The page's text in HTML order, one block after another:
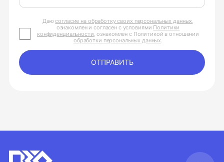
Даюсогласие на обработку своих персональных данных,
ознакомлен и согласен с условиями Политики
конфиденциальности, ознакомлен с Политикой в отношении
обработки персональных данных.
ОТПРАВИТЬ